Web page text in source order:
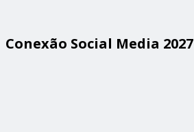
Conexão Social Media 2027